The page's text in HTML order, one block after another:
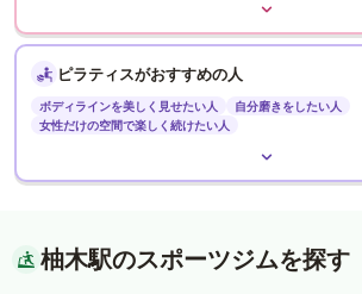
ピラティスがおすすめの人
ボディラインを美しく見せたい人
自分磨きをしたい人
女性だけの空間で楽しく続けたい人
柚木駅のスポーツジムを探す